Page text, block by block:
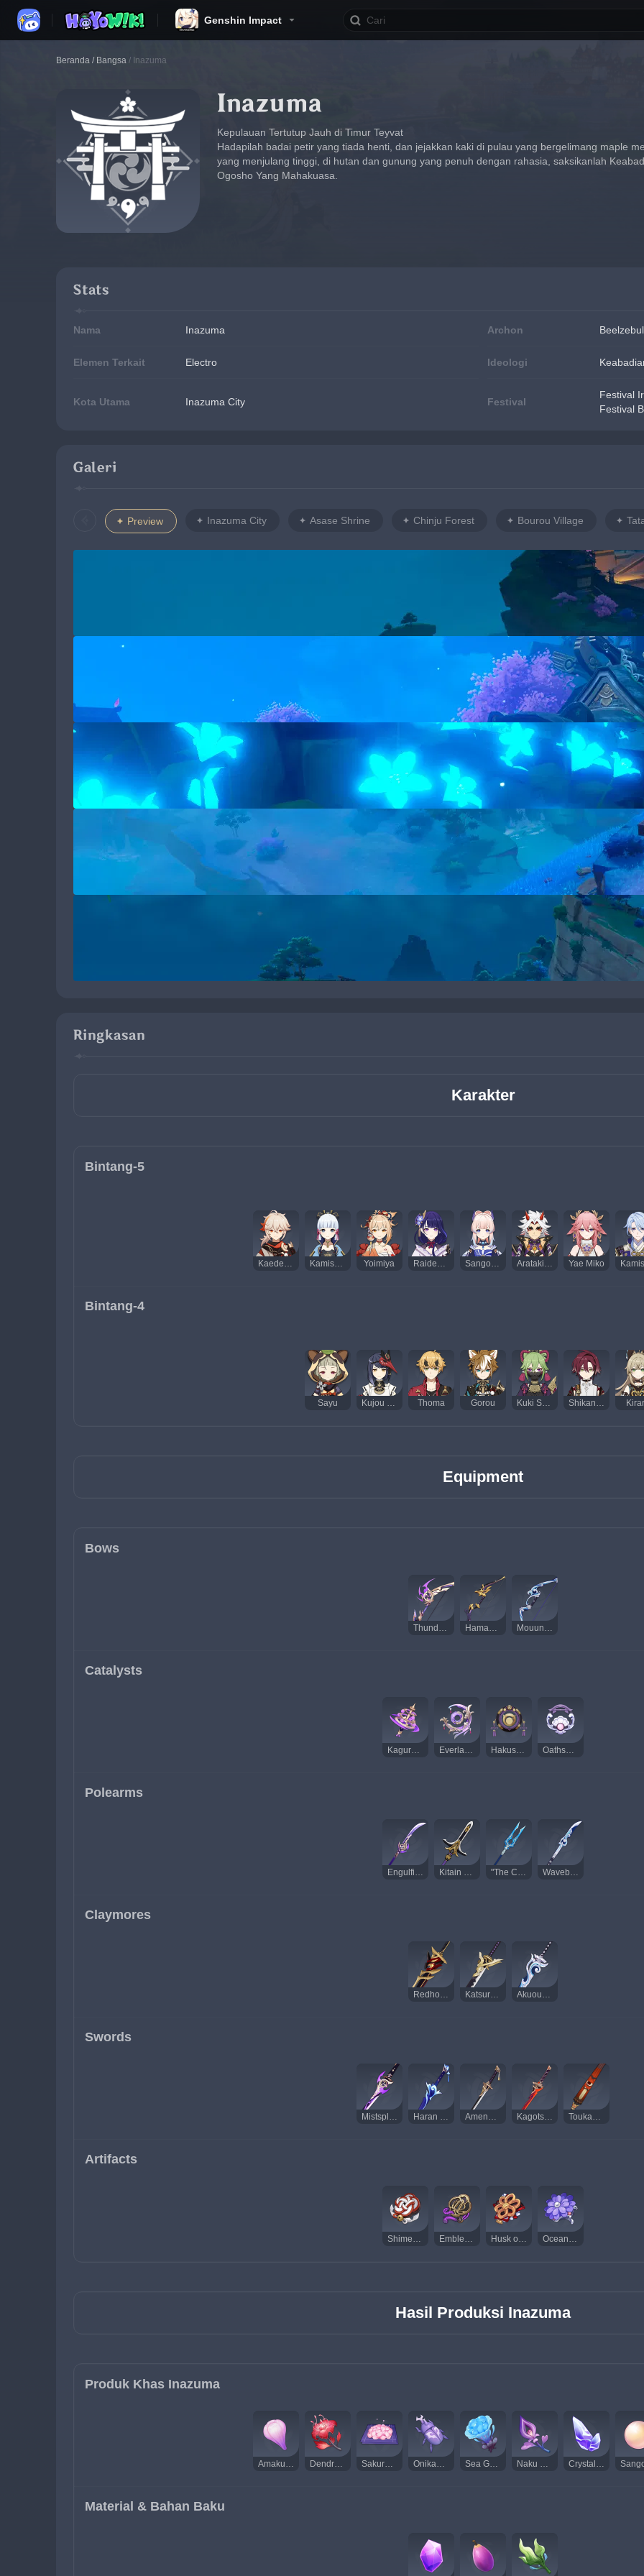
Genshin Impact
Beranda / Bangsa / Inazuma
Inazuma
Kepulauan Tertutup Jauh di Timur Teyvat
Hadapilah badai petir yang tiada henti, dan jejakkan kaki di pulau yang bergelimang maple
yang menjulang tinggi, di hutan dan gunung yang penuh dengan rahasia, saksikanlah
Ogosho Yang Mahakuasa.
Stats
Nama Inazuma Archon Beelzebul
Elemen Terkait Electro Ideologi
Kota Utama Inazuma City Festival
Festival
Festival
Galeri
Preview Inazuma City Asase Shrine Chinju Forest Bourou Village
Ringkasan
Karakter
Bintang-5
Kaedehara Kazuha Kamisato Ayaka Yoimiya Raiden Shogun Sangonomiya Kokomi Arataki Itto Yae Miko
Bintang-4
Sayu Kujou Sara Thoma Gorou Kuki Shinobu Shikanoin Heizou
Equipment
Bows
Thundering Pulse Hamayumi Mouun's Moon
Catalysts
Kagura's Verity Everlasting Moonglow Hakushin Ring Oathsworn Eye
Polearms
Engulfing Lightning Kitain Cross Spear "The Catch" Wavebreaker's Fin
Claymores
Redhorn Stonethresher Katsuragikiri Nagamasa Akuoumaru
Swords
Mistsplitter Reforged Haran Geppaku Futsu Amenoma Kageuchi Kagotsurube Isshin Toukabou Shigure
Artifacts
Shimenawa's Reminiscence Emblem of Severed Fate Husk of Opulent Dreams Ocean-Hued Clam
Hasil Produksi Inazuma
Produk Khas Inazuma
Amakumo Fruit Dendrobium Sakura Bloom Onikabuto Sea Ganoderma Naku Weed Crystal Marrow
Material & Bahan Baku